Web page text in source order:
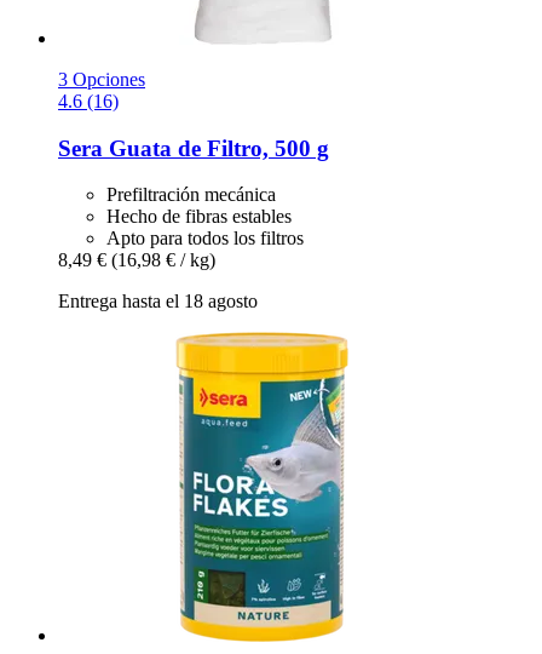
3 Opciones
4.6 (16)
Sera Guata de Filtro, 500 g
Prefiltración mecánica
Hecho de fibras estables
Apto para todos los filtros
8,49 € (16,98 € / kg)
Entrega hasta el 18 agosto